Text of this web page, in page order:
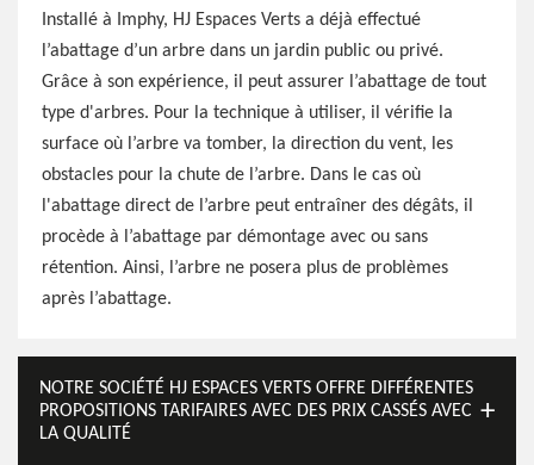
Installé à Imphy, HJ Espaces Verts a déjà effectué
l’abattage d’un arbre dans un jardin public ou privé.
Grâce à son expérience, il peut assurer l’abattage de tout
type d'arbres. Pour la technique à utiliser, il vérifie la
surface où l’arbre va tomber, la direction du vent, les
obstacles pour la chute de l’arbre. Dans le cas où
l'abattage direct de l’arbre peut entraîner des dégâts, il
procède à l’abattage par démontage avec ou sans
rétention. Ainsi, l’arbre ne posera plus de problèmes
après l’abattage.
NOTRE SOCIÉTÉ HJ ESPACES VERTS OFFRE DIFFÉRENTES
PROPOSITIONS TARIFAIRES AVEC DES PRIX CASSÉS AVEC
LA QUALITÉ